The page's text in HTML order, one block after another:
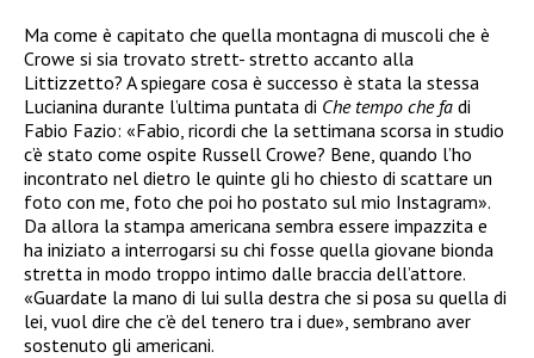
Ma come è capitato che quella montagna di muscoli che è
Crowe si sia trovato strett- stretto accanto alla
Littizzetto? A spiegare cosa è successo è stata la stessa
Lucianina durante l’ultima puntata di Che tempo che fa di
Fabio Fazio: «Fabio, ricordi che la settimana scorsa in studio
c’è stato come ospite Russell Crowe? Bene, quando l’ho
incontrato nel dietro le quinte gli ho chiesto di scattare un
foto con me, foto che poi ho postato sul mio Instagram».
Da allora la stampa americana sembra essere impazzita e
ha iniziato a interrogarsi su chi fosse quella giovane bionda
stretta in modo troppo intimo dalle braccia dell’attore.
«Guardate la mano di lui sulla destra che si posa su quella di
lei, vuol dire che c’è del tenero tra i due», sembrano aver
sostenuto gli americani.